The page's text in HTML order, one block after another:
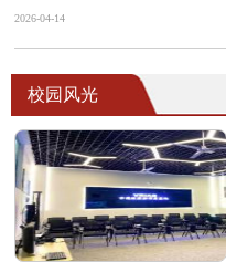
2026-04-14
校园风光